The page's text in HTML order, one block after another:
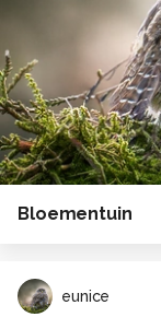
Bloementuin
eunice